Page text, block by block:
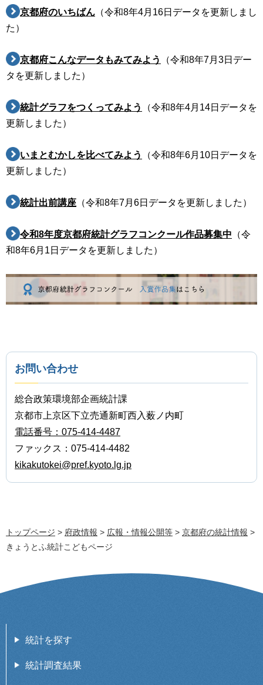
京都府のいちばん （令和8年4月16日データを更新しまし
た）
京都府こんなデータもみてみよう
（令和8年7月3日デー
タを更新しました）
統計グラフをつくってみよう
（令和8年4月14日データを
更新しました）
いまとむかしを比べてみよう
（令和8年6月10日データを
更新しました）
統計出前講座 （令和8年7月6日データを更新しました）
令和8年度京都府統計グラフコンクール作品募集中 （令
和8年6月1日データを更新しました）
お問い合わせ
総合政策環境部企画統計課
京都市上京区下立売通新町西入薮ノ内町
電話番号：075-414-4487
ファックス：075-414-4482
kikakutokei@pref.kyoto.lg.jp
トップページ > 府政情報 > 広報・情報公開等 > 京都府の統計情報 >
きょうとふ統計こどもページ
統計を探す
統計調査結果